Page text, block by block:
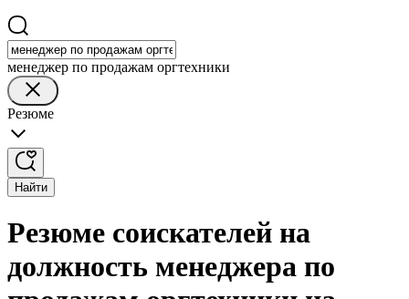
менеджер по продажам оргтехники
Резюме
Найти
Резюме соискателей на
должность менеджера по